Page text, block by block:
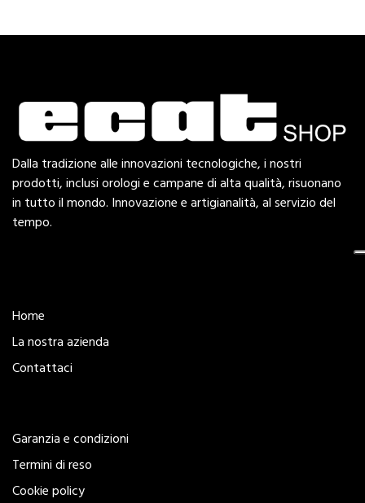
Dalla tradizione alle innovazioni tecnologiche, i nostri
prodotti, inclusi orologi e campane di alta qualità, risuonano
in tutto il mondo. Innovazione e artigianalità, al servizio del
tempo.
Home
La nostra azienda
Contattaci
Garanzia e condizioni
Termini di reso
Cookie policy